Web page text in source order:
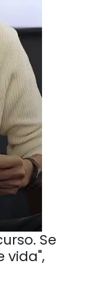
Se
vida",